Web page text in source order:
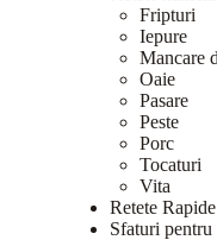
Fripturi
Iepure
Mancare
Oaie
Pasare
Peste
Porc
Tocaturi
Vita
Retete Rapide
Sfaturi pentru